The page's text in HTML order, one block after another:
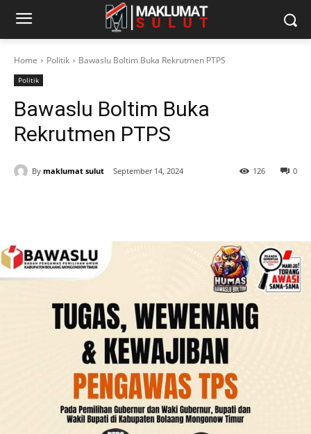
Home Politik Bawaslu Boltim Buka Rekrutmen PTPS
Politik
Bawaslu Boltim Buka
Rekrutmen PTPS
By maklumat sulut September 14, 2024 0
126